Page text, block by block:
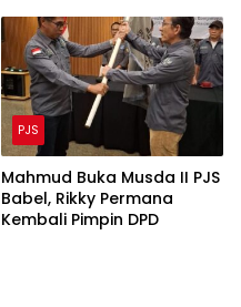
PJS
Mahmud Buka Musda II PJS
Babel, Rikky Permana
Kembali Pimpin DPD